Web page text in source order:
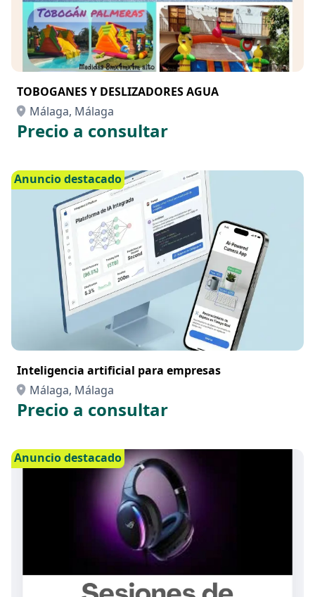
TOBOGANES Y DESLIZADORES AGUA
Málaga, Málaga
Precio a consultar
Anuncio destacado
Inteligencia artificial para empresas
Málaga, Málaga
Precio a consultar
Anuncio destacado